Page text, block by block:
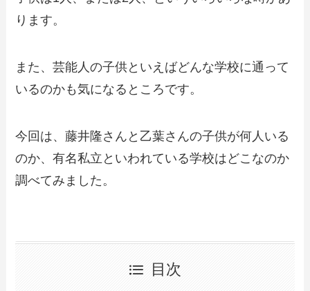
ります。
また、芸能人の子供といえばどんな学校に通って
いるのかも気になるところです。
今回は、藤井隆さんと乙葉さんの子供が何人いる
のか、有名私立といわれている学校はどこなのか
調べてみました。
目次